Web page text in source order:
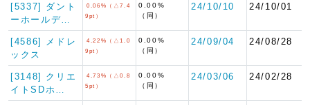
[5337] ダント
ーホールデ…
0.06%（△7.4
9pt）
0.00%
（同）
24/10/10 24/10/01
[4586] メドレ
ックス
4.22%（△1.0
9pt）
0.00%
（同）
24/09/04 24/08/28
[3148] クリエ
イトSDホ…
4.73%（△0.8
5pt）
0.00%
（同）
24/03/06 24/02/28